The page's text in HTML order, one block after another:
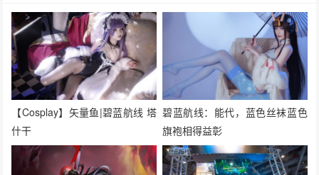
【Cosplay】矢量鱼|碧蓝航线 塔
什干
碧蓝航线：能代，蓝色丝袜蓝色
旗袍相得益彰